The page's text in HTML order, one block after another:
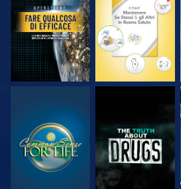
GUARDA GUARDA